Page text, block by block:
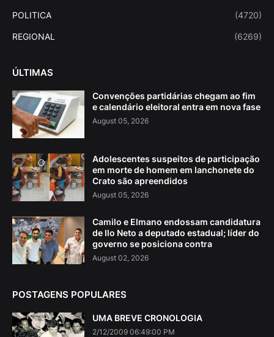
POLITICA (4720)
REGIONAL (6269)
ÚLTIMAS
Convenções partidárias chegam ao fim
e calendário eleitoral entra em nova fase
August 05, 2026
Adolescentes suspeitos de participação
em morte de homem em lanchonete do
Crato são apreendidos
August 05, 2026
Camilo e Elmano endossam candidatura
de Ilo Neto a deputado estadual; líder do
governo se posiciona contra
August 02, 2026
POSTAGENS POPULARES
UMA BREVE CRONOLOGIA
2/12/2009 06:49:00 PM